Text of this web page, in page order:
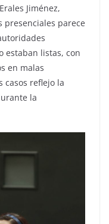
Jiménez,
presenciales parece
estaban listas, con
en malas
casos reflejo la
la